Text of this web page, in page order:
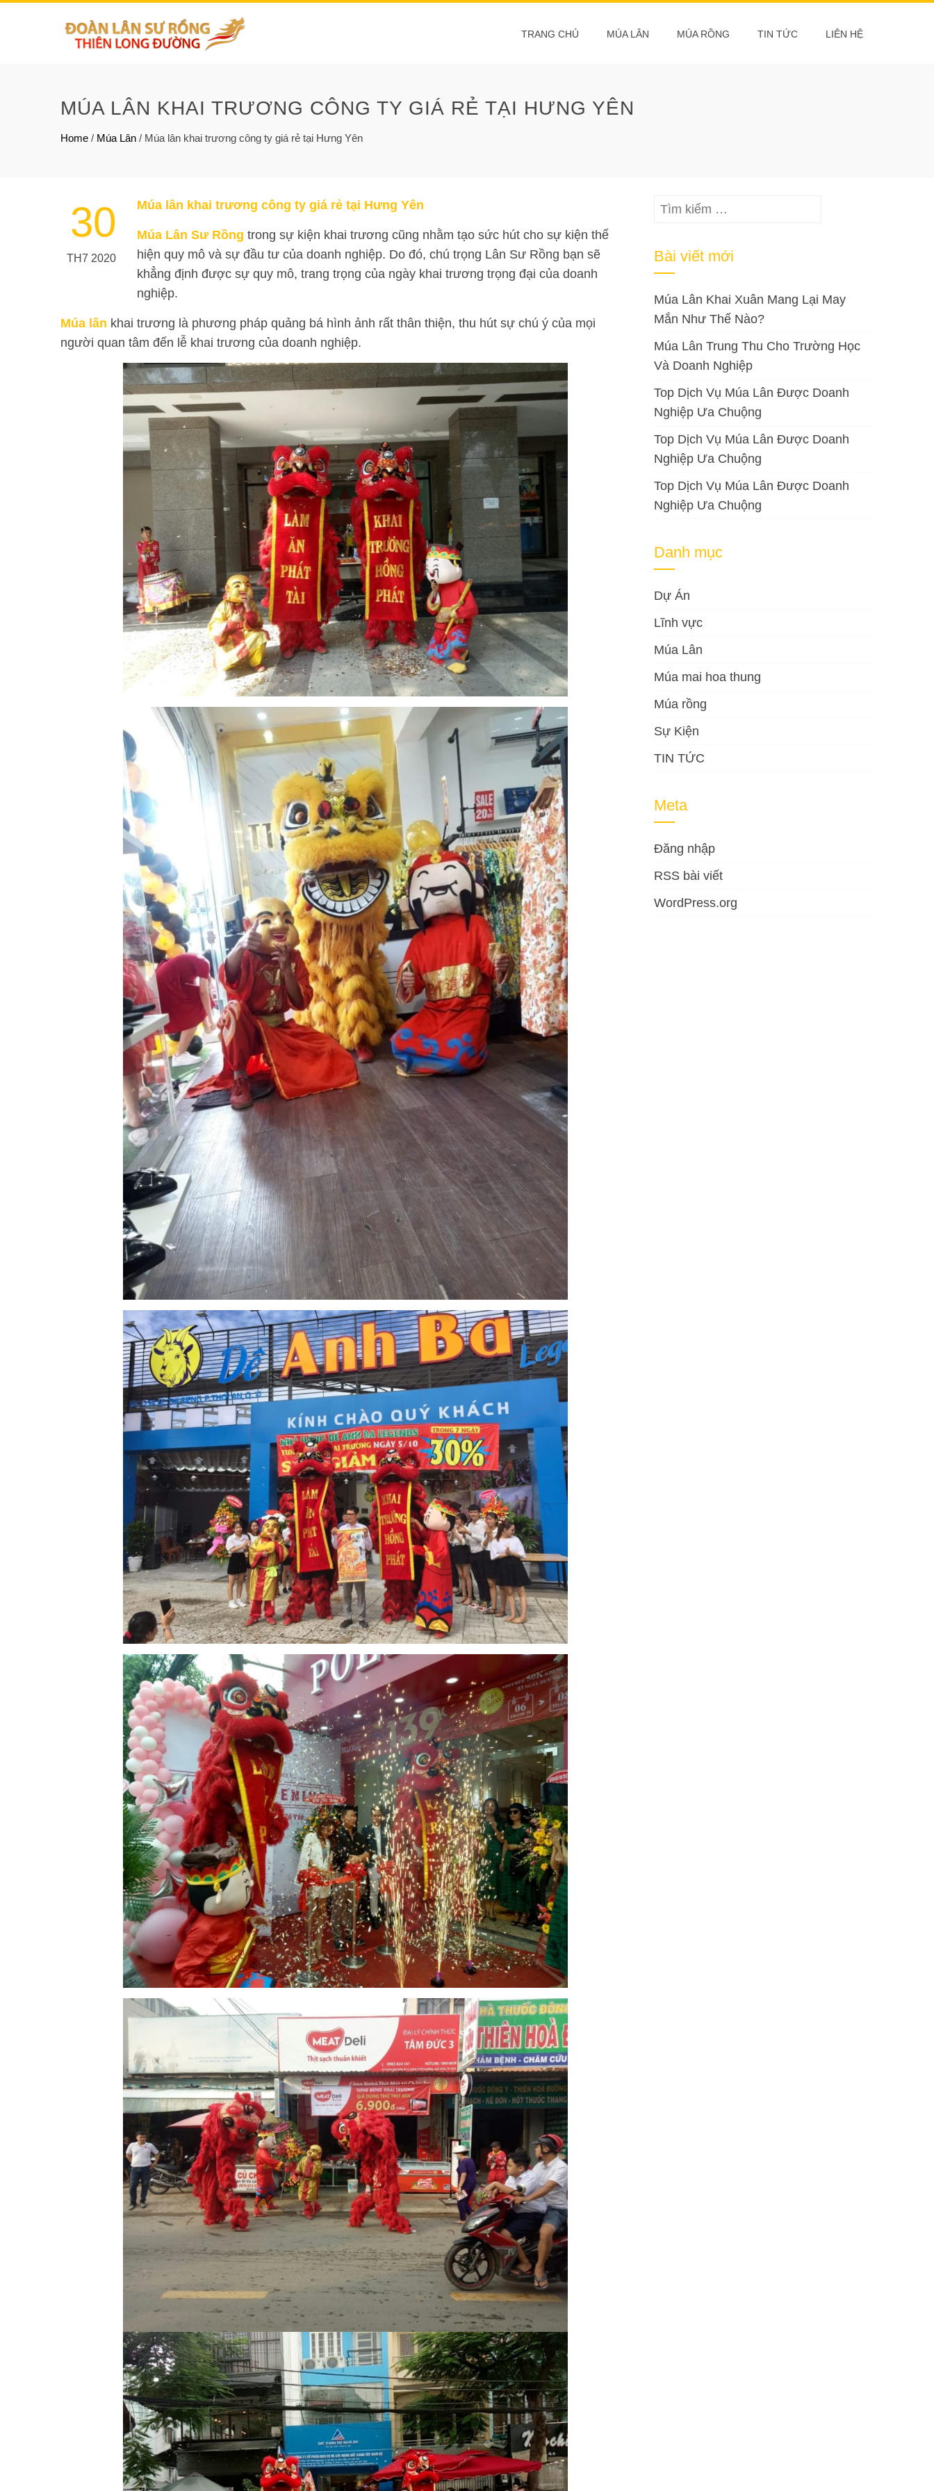
TRANG CHỦ MÚA LÂN MÚA RỒNG TIN TỨC LIÊN HỆ
MÚA LÂN KHAI TRƯƠNG CÔNG TY GIÁ RẺ TẠI HƯNG YÊN
Home / Múa Lân / Múa lân khai trương công ty giá rẻ tại Hưng Yên
30
TH7 2020
Múa lân khai trương công ty giá rẻ tại Hưng Yên
Múa Lân Sư Rồng trong sự kiện khai trương cũng nhằm tạo sức hút cho sự kiện thể
hiện quy mô và sự đầu tư của doanh nghiệp. Do đó, chú trọng Lân Sư Rồng bạn sẽ
khẳng định được sự quy mô, trang trọng của ngày khai trương trọng đại của doanh
nghiệp.
Múa lân khai trương là phương pháp quảng bá hình ảnh rất thân thiện, thu hút sự chú ý của mọi
người quan tâm đến lễ khai trương của doanh nghiệp.
Tìm
Bài viết mới
Múa Lân Khai Xuân Mang Lại May
Mắn Như Thế Nào?
Múa Lân Trung Thu Cho Trường Học
Và Doanh Nghiệp
Top Dịch Vụ Múa Lân Được Doanh
Nghiệp Ưa Chuộng
Top Dịch Vụ Múa Lân Được Doanh
Nghiệp Ưa Chuộng
Top Dịch Vụ Múa Lân Được Doanh
Nghiệp Ưa Chuộng
Danh mục
Dự Án
Lĩnh vực
Múa Lân
Múa mai hoa thung
Múa rồng
Sự Kiện
TIN TỨC
Meta
Đăng nhập
RSS bài viết
WordPress.org